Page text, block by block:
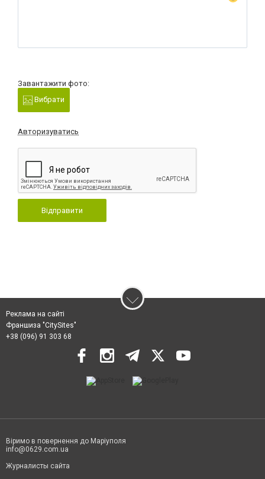
Завантажити фото:
Вибрати
Авторизуватись
Відправити
Реклама на сайті
Франшиза "CitySites"
+38 (096) 91 303 68
Віримо в повернення до Маріуполя
info@0629.com.ua
Журналисты сайта